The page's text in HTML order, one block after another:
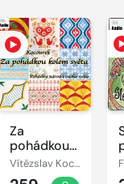
Za
pohádkou
kolem
světa
Vítězslav Kocourek